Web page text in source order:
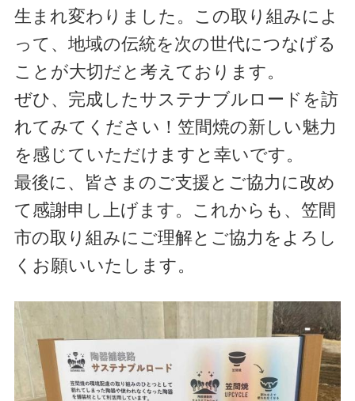
生まれ変わりました。この取り組みによ
って、地域の伝統を次の世代につなげる
ことが大切だと考えております。
ぜひ、完成したサステナブルロードを訪
れてみてください！ 笠間焼の新しい魅力
を感じていただけますと幸いです。
最後に、皆さまのご支援とご協力に改め
て感謝申し上げます。これからも、笠間
市の取り組みにご理解とご協力をよろし
くお願いいたします。